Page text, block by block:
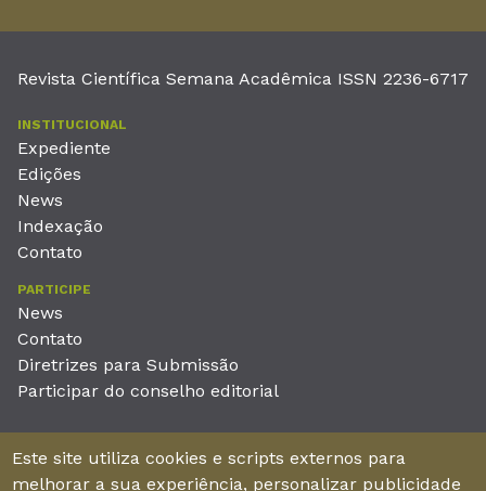
Revista Científica Semana Acadêmica ISSN 2236-6717
INSTITUCIONAL
Expediente
Edições
News
Indexação
Contato
PARTICIPE
News
Contato
Diretrizes para Submissão
Participar do conselho editorial
Unieducar Inteligência Educacional Ltda
Este site utiliza cookies e scripts externos para
melhorar a sua experiência, personalizar publicidade